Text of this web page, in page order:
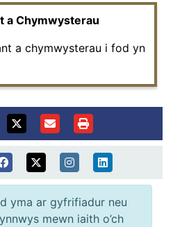
a Chymwysterau
a chymwysterau i fod yn
yma ar gyfrifiadur neu
mewn iaith o’ch